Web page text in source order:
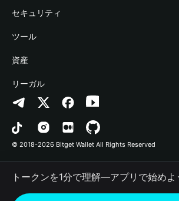
アカデミー
暗号資産ニュース
Help Center
お問い合わせ
ブランドリソース
キャリア
Stablecoin Earn
Payfi Crypto
Crypto Swap API
Altcoin Season Index
Prediction Markets
DApp
RWA
デベロッパー
ウォレットを接続
Bitget Wallet Pay
プロジェクトを掲載
セキュリティ
保護基金
セキュリティ技術
ツール
暗号資産を購入
認証検出
コントラクト検出
一括送金
資産
Arbitrum
Avalanche
Bitcoin
Polygon
リーガル
プライバシーポリシー
利用規約
© 2018-2026 Bitget Wallet All Rights Reserved
トークンを1分で理解―アプリで始めよ